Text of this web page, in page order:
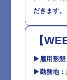
だきます。
【
▶︎雇用形態
▶︎勤務地：